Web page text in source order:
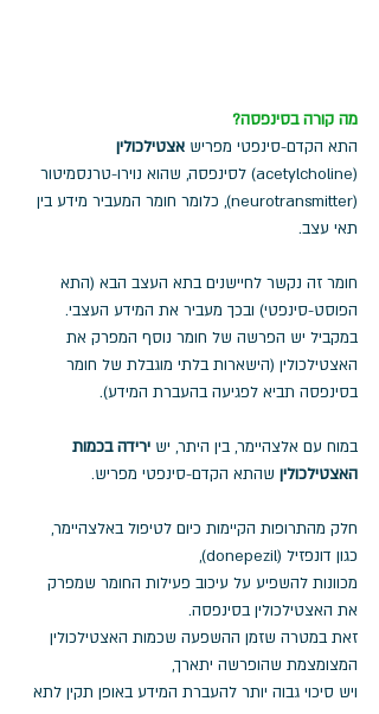
מה קורה בסינפסה?
התא הקדם-סינפטי מפריש אצטילכולין
(acetylcholine) לסינפסה, שהוא נוירו-טרנסמיטור
(neurotransmitter), כלומר חומר המעביר מידע בין
תאי עצב.
חומר זה נקשר לחיישנים בתא העצב הבא (התא
הפוסט-סינפטי) ובכך מעביר את המידע העצבי.
במקביל יש הפרשה של חומר נוסף המפרק את
האצטילכולין (הישארות בלתי מוגבלת של חומר
בסינפסה תביא לפגיעה בהעברת המידע).
במוח עם אלצהיימר, בין היתר, יש ירידה בכמות
האצטילכולין שהתא הקדם-סינפטי מפריש.
חלק מהתרופות הקיימות כיום לטיפול באלצהיימר,
כגון דונפזיל (donepezil),
מכוונות להשפיע על עיכוב פעילות החומר שמפרק
את האצטילכולין בסינפסה.
זאת במטרה שזמן ההשפעה שכמות האצטילכולין
המצומצמת שהופרשה יתארך,
ויש סיכוי גבוה יותר להעברת המידע באופן תקין לתא